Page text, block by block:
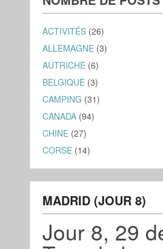
ACTIVITÉS (26)
ALLEMAGNE (3)
AUTRICHE (6)
BELGIQUE (3)
CAMPING (31)
CANADA (94)
CHINE (27)
CORSE (14)
MADRID (JOUR 8)
Jour 8, 29